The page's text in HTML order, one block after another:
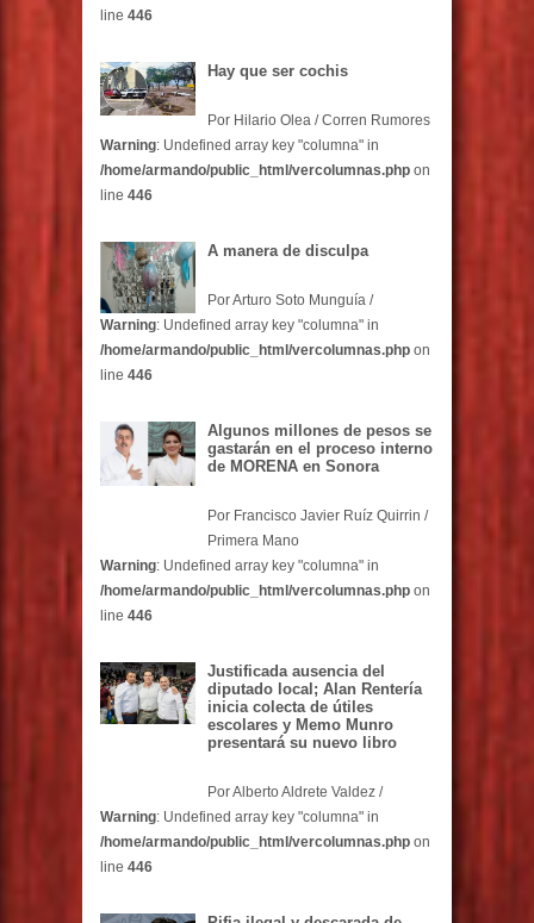
line 446
Hay que ser cochis
Por Hilario Olea / Corren Rumores
Warning: Undefined array key "columna" in
/home/armando/public_html/vercolumnas.php on
line 446
A manera de disculpa
Por Arturo Soto Munguía /
Warning: Undefined array key "columna" in
/home/armando/public_html/vercolumnas.php on
line 446
Algunos millones de pesos se
gastarán en el proceso interno
de MORENA en Sonora
Por Francisco Javier Ruíz Quirrin /
Primera Mano
Warning: Undefined array key "columna" in
/home/armando/public_html/vercolumnas.php on
line 446
Justificada ausencia del
diputado local; Alan Rentería
inicia colecta de útiles
escolares y Memo Munro
presentará su nuevo libro
Por Alberto Aldrete Valdez /
Warning: Undefined array key "columna" in
/home/armando/public_html/vercolumnas.php on
line 446